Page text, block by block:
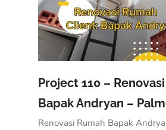
Project 110 –
Bapak Andryan –
Renovasi Rumah Bapak